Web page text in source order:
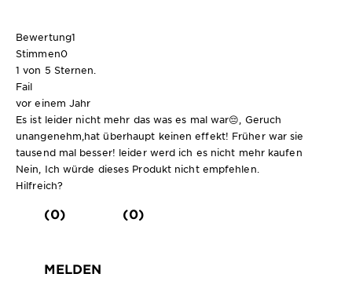
Bewertung1
Stimmen0
1 von 5 Sternen.
Fail
vor einem Jahr
Es ist leider nicht mehr das was es mal war😔, Geruch
unangenehm,hat überhaupt keinen effekt! Früher war sie
tausend mal besser! leider werd ich es nicht mehr kaufen
Nein, Ich würde dieses Produkt nicht empfehlen.
Hilfreich?
(0) (0)
MELDEN